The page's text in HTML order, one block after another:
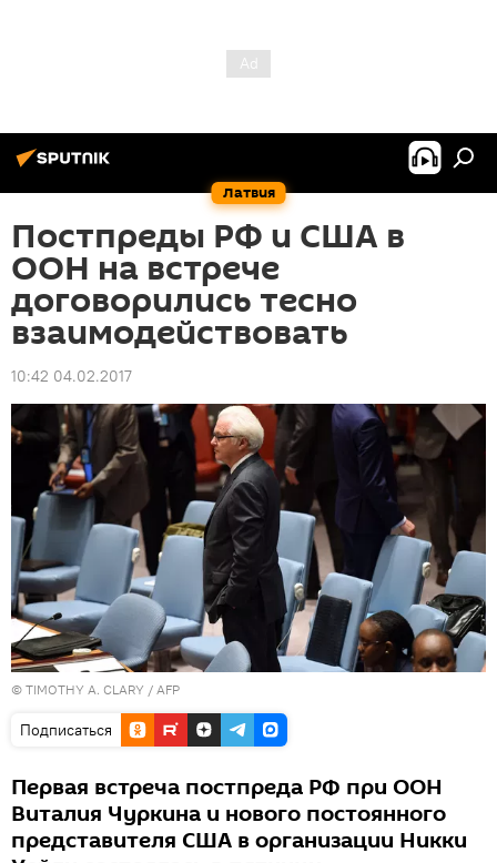
Латвия
Постпреды РФ и США в
ООН на встрече
договорились тесно
взаимодействовать
10:42 04.02.2017
© TIMOTHY A. CLARY / AFP
Подписаться
Первая встреча постпреда РФ при ООН
Виталия Чуркина и нового постоянного
представителя США в организации Никки